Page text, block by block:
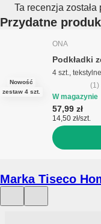
Ta recenzja
Przydatne
Nowość
zestaw 4 szt.
ONA
Podkładki
4 szt.,
(1 )
W magazynie
57,99 zł
14,50 zł/szt.
Marka Tiseco